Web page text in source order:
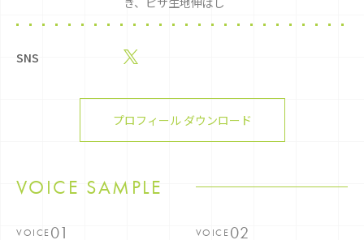
SNS
プロフィール ダウンロード
VOICE SAMPLE
VOICE VOICE